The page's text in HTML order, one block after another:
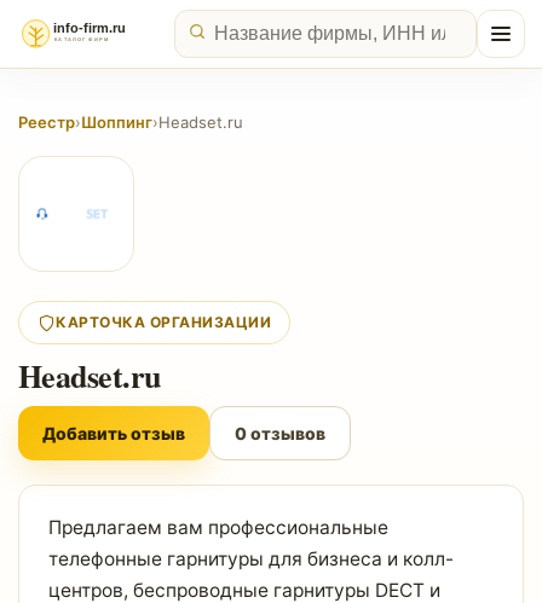
Реестр›Шоппинг›Headset.ru
КАРТОЧКА ОРГАНИЗАЦИИ
Headset.ru
Добавить отзыв 0 отзывов
Предлагаем вам профессиональные
телефонные гарнитуры для бизнеса и колл-
центров, беспроводные гарнитуры DECT и